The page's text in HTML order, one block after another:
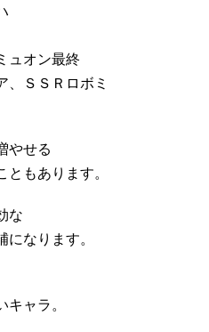
ュオン最終
、ＳＳＲロボミ
やせる
ともあります。
な
なります。
キャラ。